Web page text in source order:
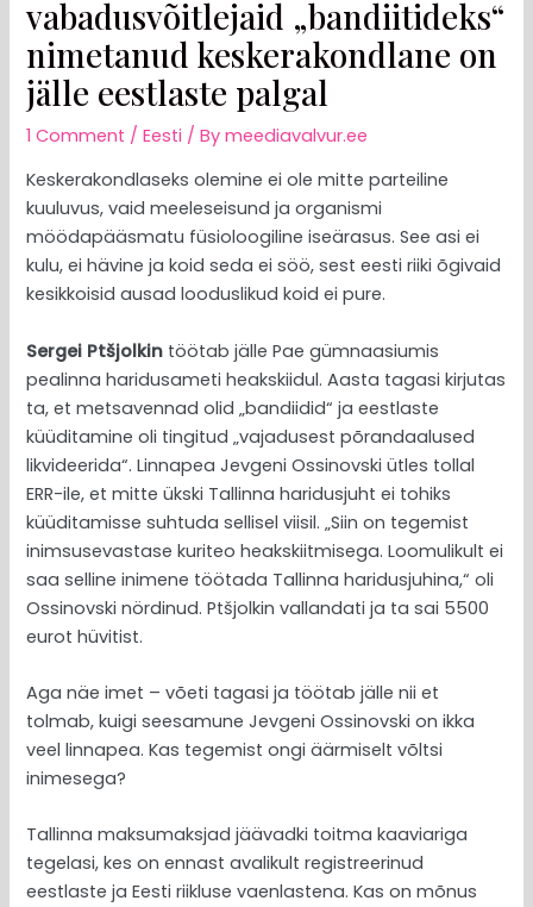
vabadusvõitlejaid „bandiitideks“
nimetanud keskerakondlane on
jälle eestlaste palgal
1 Comment /Eesti / Bymeediavalvur.ee
Keskerakondlaseks olemine ei ole mitte parteiline
kuuluvus, vaid meeleseisund ja organismi
möödapääsmatu füsioloogiline iseärasus. See asi ei
kulu, ei hävine ja koid seda ei söö, sest eesti riiki õgivaid
kesikkoisid ausad looduslikud koid ei pure.
Sergei Ptšjolkin töötab jälle Pae gümnaasiumis
pealinna haridusameti heakskiidul. Aasta tagasi kirjutas
ta, et metsavennad olid „bandiidid“ ja eestlaste
küüditamine oli tingitud „vajadusest põrandaalused
likvideerida“. Linnapea Jevgeni Ossinovski ütles tollal
ERR-ile, et mitte ükski Tallinna haridusjuht ei tohiks
küüditamisse suhtuda sellisel viisil. „Siin on tegemist
inimsusevastase kuriteo heakskiitmisega. Loomulikult ei
saa selline inimene töötada Tallinna haridusjuhina,“ oli
Ossinovski nördinud. Ptšjolkin vallandati ja ta sai 5500
eurot hüvitist.
Aga näe imet – võeti tagasi ja töötab jälle nii et
tolmab, kuigi seesamune Jevgeni Ossinovski on ikka
veel linnapea. Kas tegemist ongi äärmiselt võltsi
inimesega?
Tallinna maksumaksjad jäävadki toitma kaaviariga
tegelasi, kes on ennast avalikult registreerinud
eestlaste ja Eesti riikluse vaenlastena. Kas on mõnus